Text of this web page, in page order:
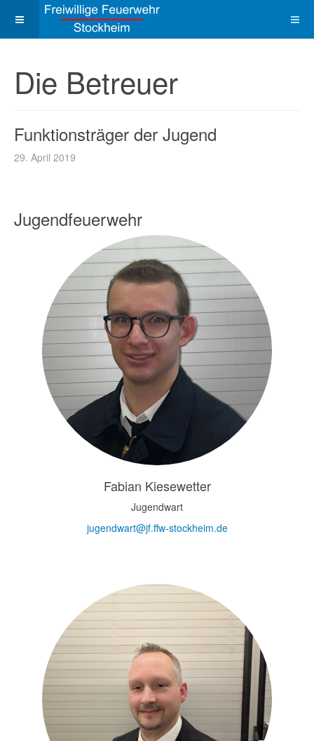
Die Betreuer
Funktionsträger der Jugend
29. April 2019
Jugendfeuerwehr
Fabian Kiesewetter
Jugendwart
jugendwart@jf.ffw-stockheim.de